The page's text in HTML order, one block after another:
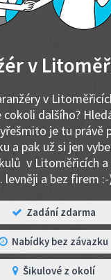
v
v
dalšího?
je tu právě
a pak už si jen
v Litoměřicích
levněji a bez firem
Zadání zdarma
Nabídky bez závazku
Šikulové z okolí